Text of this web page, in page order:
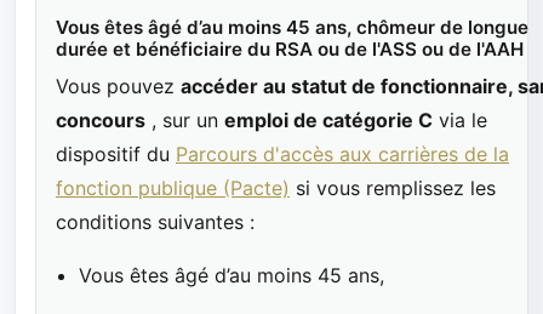
Vous êtes âgé d’au moins 45 ans, chômeur de longue
durée et bénéficiaire du RSA ou de l'ASS ou de l'AAH
Vous pouvez accéder au statut de fonctionnaire,
concours , sur un emploi de catégorie C via le
dispositif du Parcours d'accès aux carrières de la
fonction publique (Pacte) si vous remplissez les
conditions suivantes :
Vous êtes âgé d’au moins 45 ans,